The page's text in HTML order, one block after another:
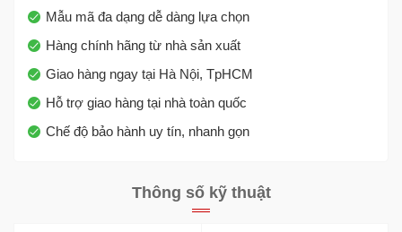
Mẫu mã đa dạng dễ dàng lựa chọn
Hàng chính hãng từ nhà sản xuất
Giao hàng ngay tại Hà Nội, TpHCM
Hỗ trợ giao hàng tại nhà toàn quốc
Chế độ bảo hành uy tín, nhanh gọn
Thông số kỹ thuật